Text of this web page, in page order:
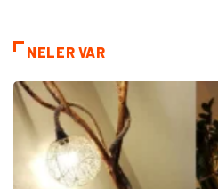
NELER VAR